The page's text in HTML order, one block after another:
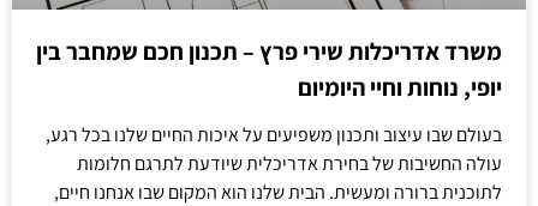
משרד אדריכלות שירי פרץ – תכנון חכם שמחבר בין
יופי, נוחות וחיי היומיום
בעולם שבו עיצוב ותכנון משפיעים על איכות החיים שלנו בכל רגע,
עולה החשיבות של בחירת אדריכלית שיודעת לתרגם חלומות
לתוכנית ברורה ומעשית. הבית שלנו הוא המקום שבו אנחנו חיים,